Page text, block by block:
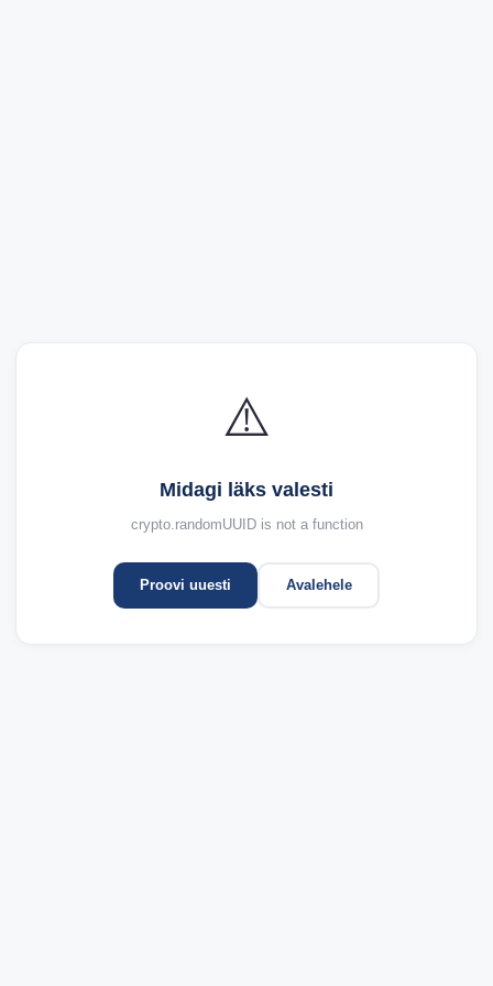
⚠️
Midagi läks valesti
crypto.randomUUID is not a function
Proovi uuesti Avalehele